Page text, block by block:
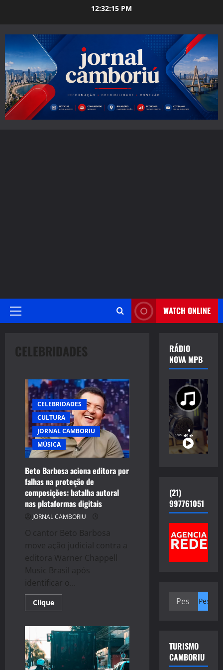
12:32:16 PM
Primary
WATCH ONLINE
CELEBRIDADES
CELEBRIDADES
CULTURA
JORNAL CAMBORIU
MÚSICA
Beto Barbosa aciona editora por
falhas na proteção de
composições: batalha autoral
nas plataformas digitais
JORNAL CAMBORIU
O cantor Beto Barbosa
move ação judicial contra a
editora Warner Chappell
Music Brasil após
identificar o...
CliqueRead
more
Barbosa
aciona
editora
por
falhas
na
RÁDIO
NOVA MPB
(21)
997761051
Pesquisar
TURISMO
CAMBORIU